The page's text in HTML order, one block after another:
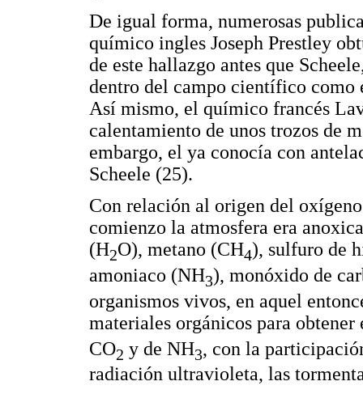
De igual forma, numerosas
químico ingles Joseph Prestley
de este hallazgo antes que
dentro del campo científico como
Así mismo, el químico francés
calentamiento de unos trozos de
embargo, el ya conocía con
Scheele (25).
Con relación al origen del
comienzo la atmosfera era
(H2O), metano (CH4), sulfuro de
amoniaco (NH3), monóxido de
organismos vivos, en aquel
materiales orgánicos para
CO2 y de NH3, con la
radiación ultravioleta, las